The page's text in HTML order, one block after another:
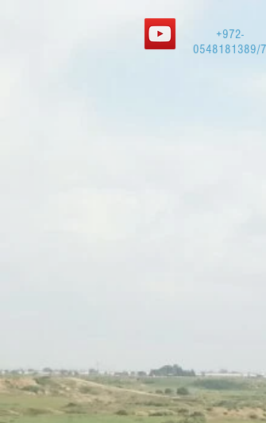
+972-
0548181389/7